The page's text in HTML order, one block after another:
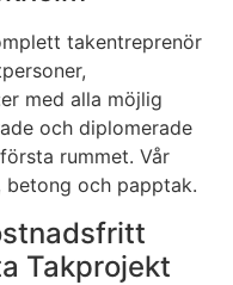
takentreprenör
med alla möjlig
och diplomerade
rummet. Vår
betong och papptak.
Takprojekt